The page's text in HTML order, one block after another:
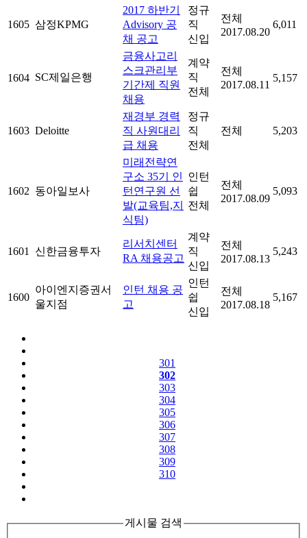
1605 삼정KPMG
2017 하반기
Advisory 공
채 공고
정규
직
신입
전체
2017.08.20
6,011
1604 SC제일은행
금융사고리
스크관리부
기간제 직원
채용
계약
직
전체
전체
2017.08.11
5,157
1603 Deloitte
재경부 경력
직 사원대리
급 채용
정규
직
전체
전체 5,203
1602 동아일보사
미래전략연
구소 35기 인
턴연구원 선
발(교육팀,지
식팀)
인턴
쉽
전체
전체
2017.08.09
5,093
1601 신한금융투자
리서치센터
RA 채용공고
계약
직
신입
전체
2017.08.13
5,243
1600
아이엔지증권서
울지점
인턴 채용 공
고
인턴
쉽
신입
전체
2017.08.18
5,167
301
302
303
304
305
306
307
308
309
310
게시물 검색